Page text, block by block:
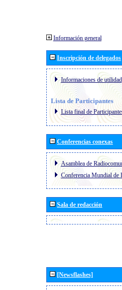
Información general
Inscripción de delegados
Informaciones de utilidad
Lista de Participantes
Lista final de
Conferencias conexas
Asamblea de
Conferencia Mundial de
Sala de redacción
[Newsflashes]